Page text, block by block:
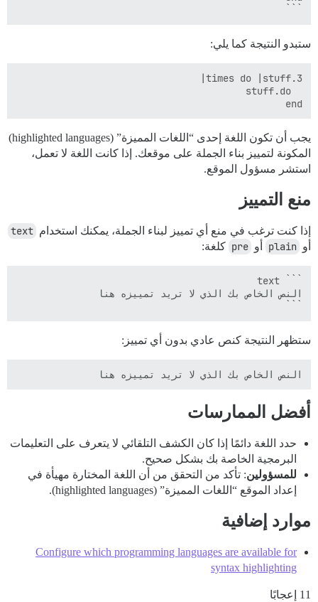
ستبدو النتيجة كما يلي:
end
يجب أن تكون اللغة إحدى “اللغات المميزة” (highlighted languages)
المكونة لتمييز بناء الجملة على موقعك. إذا كانت اللغة لا تعمل،
استشر مسؤول الموقع.
منع التمييز
إذا كنت ترغب في منع أي تمييز لبناء الجملة، يمكنك استخدام text
أو plain أو pre كلغة:
ستظهر النتيجة كنص عادي بدون أي تمييز:
النص الخاص بك الذي لا تريد تمييزه هنا
أفضل الممارسات
حدد اللغة دائمًا إذا كان الكشف التلقائي لا يتعرف على التعليمات
البرمجية الخاصة بك بشكل صحيح.
للمسؤولين: تأكد من التحقق من أن اللغة المختارة مهيأة في
إعداد الموقع “اللغات المميزة” (highlighted languages).
موارد إضافية
Configure which programming languages are available for
syntax highlighting
11 إعجابًا